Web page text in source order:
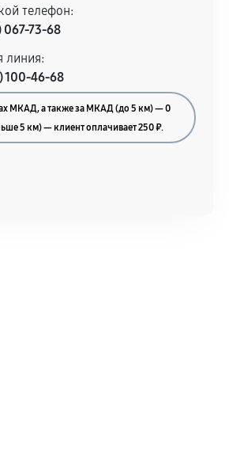
телефон:
067-73-68
линия:
100-46-68
МКАД, а также за МКАД (до 5 км) — 0
5 км) — клиент оплачивает 250 ₽.